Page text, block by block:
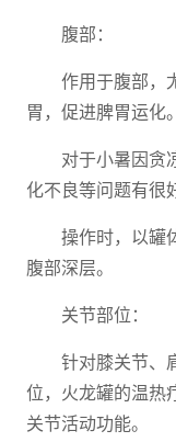
腹部：
作用于腹部，
胃，促进脾胃运化。
对于小暑因贪
化不良等问题有很
操作时，以罐
腹部深层。
关节部位：
针对膝关节、
位，火龙罐的温热
关节活动功能。